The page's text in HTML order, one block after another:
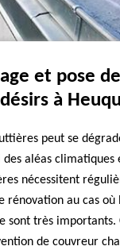
et pose
à
peut se
des aléas climatiques
nécessitent
rénovation au cas où
sont très importants.
de couvreur